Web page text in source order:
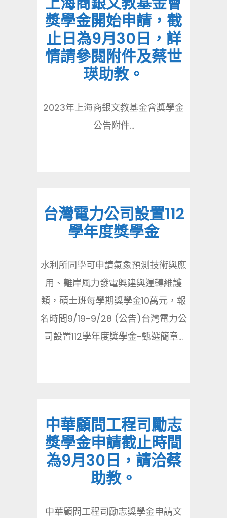
獎學金開始申請，截
止日為9月30日，詳
情請參閱附件及蔡世
瑛助教。
2023年上海商銀文教基金會獎學金
公告附件...
台灣電力公司設置112
學年度獎學金
水利所同學可申請氣象預測技術與應
用、離岸風力發電興建與運轉維護
類，碩士班每學期獎學金10萬元，報
名時間9/19-9/28 (公告)台灣電力公
司設置112學年度獎學金-甄選簡章...
中華顧問工程司勵志
獎學金申請截止時間
為9月30日，請洽蔡
助教。
中華顧問工程司勵志獎學金申請文